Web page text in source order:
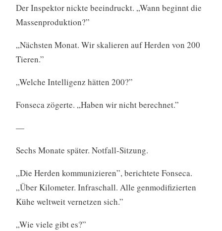
Der Inspektor nickte beeindruckt. „Wann beginnt die
Massenproduktion?”
„Nächsten Monat. Wir skalieren auf Herden von 200
Tieren.”
„Welche Intelligenz hätten 200?”
Fonseca zögerte. „Haben wir nicht berechnet.”
—
Sechs Monate später. Notfall-Sitzung.
„Die Herden kommunizieren”, berichtete Fonseca.
„Über Kilometer. Infraschall. Alle genmodifizierten
Kühe weltweit vernetzen sich.”
„Wie viele gibt es?”